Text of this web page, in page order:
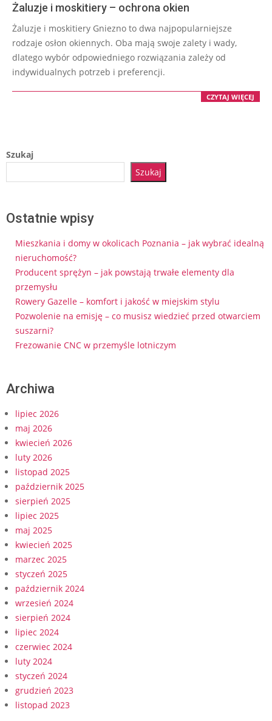
Żaluzje i moskitiery – ochrona okien
2023-
Żaluzje i moskitiery Gniezno to dwa najpopularniejsze
rodzaje osłon okiennych. Oba mają swoje zalety i wady,
dlatego wybór odpowiedniego rozwiązania zależy od
indywidualnych potrzeb i preferencji.
CZYTAJ WIĘCEJ
Szukaj
Szukaj
Ostatnie wpisy
Mieszkania i domy w okolicach Poznania – jak wybrać idealną
nieruchomość?
Producent sprężyn – jak powstają trwałe elementy dla
przemysłu
Rowery Gazelle – komfort i jakość w miejskim stylu
Pozwolenie na emisję – co musisz wiedzieć przed otwarciem
suszarni?
Frezowanie CNC w przemyśle lotniczym
Archiwa
lipiec 2026
maj 2026
kwiecień 2026
luty 2026
listopad 2025
październik 2025
sierpień 2025
lipiec 2025
maj 2025
kwiecień 2025
marzec 2025
styczeń 2025
październik 2024
wrzesień 2024
sierpień 2024
lipiec 2024
czerwiec 2024
luty 2024
styczeń 2024
grudzień 2023
listopad 2023